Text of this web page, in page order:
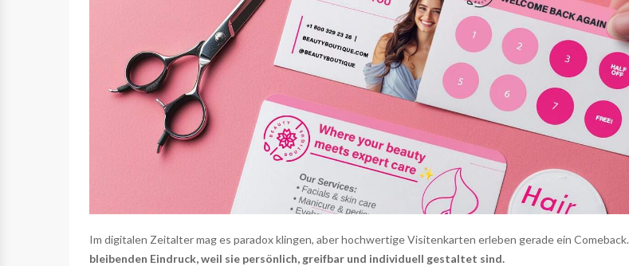
Im digitalen Zeitalter mag es paradox klingen, aber hochwertige Visitenkarten erleben gerade ein Comeback.
bleibenden Eindruck, weil sie persönlich, greifbar und individuell gestaltet sind.